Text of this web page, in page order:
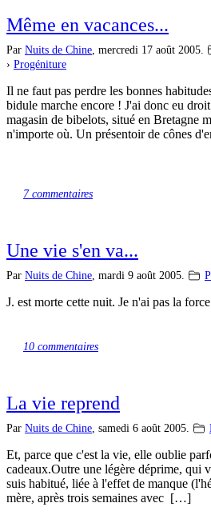
Même en vacances...
Par Nuits de Chine, mercredi 17 août 2005.
› Progéniture
Il ne faut pas perdre les bonnes
bidule marche encore ! J'ai donc eu
magasin de bibelots, situé en Bretagne
n'importe où. Un présentoir de cônes
7 commentaires
Une vie s'en va...
Par Nuits de Chine mardi 9 août 2005.
J. est morte cette nuit. Je n'ai pas la
10 commentaires
La vie reprend
Par Nuits de Chine samedi 6 août 2005.
Et, parce que c'est la vie, elle oublie
cadeaux.Outre une légère déprime, qui
suis habitué, liée à l'effet de manque
mère, après trois semaines avec […]